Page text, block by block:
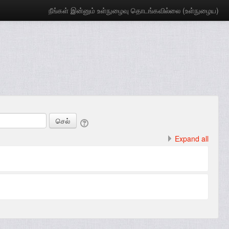
நீங்கள் இன்னும் உள்நுழைவு தொடங்கவில்லை (உள்நுழைய)
Expand all